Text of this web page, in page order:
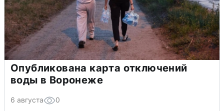
Опубликована карта отключений
воды в Воронеже
6 августа 0